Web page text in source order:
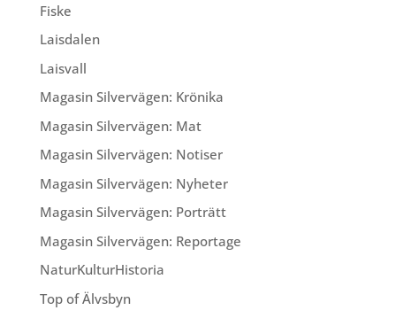
Fiske
Laisdalen
Laisvall
Magasin Silvervägen: Krönika
Magasin Silvervägen: Mat
Magasin Silvervägen: Notiser
Magasin Silvervägen: Nyheter
Magasin Silvervägen: Porträtt
Magasin Silvervägen: Reportage
NaturKulturHistoria
Top of Älvsbyn